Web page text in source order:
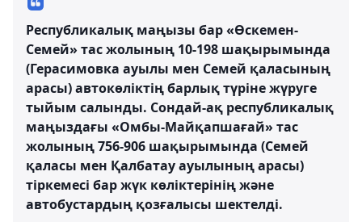
Республикалық маңызы бар «Өскемен-
Семей» тас жолының 10-198 шақырымында
(Герасимовка ауылы мен Семей қаласының
арасы) автокөліктің барлық түріне жүруге
тыйым салынды. Сондай-ақ республикалық
маңыздағы «Омбы-Майқапшағай» тас
жолының 756-906 шақырымында (Семей
қаласы мен Қалбатау ауылының арасы)
тіркемесі бар жүк көліктерінің және
автобустардың қозғалысы шектелді.